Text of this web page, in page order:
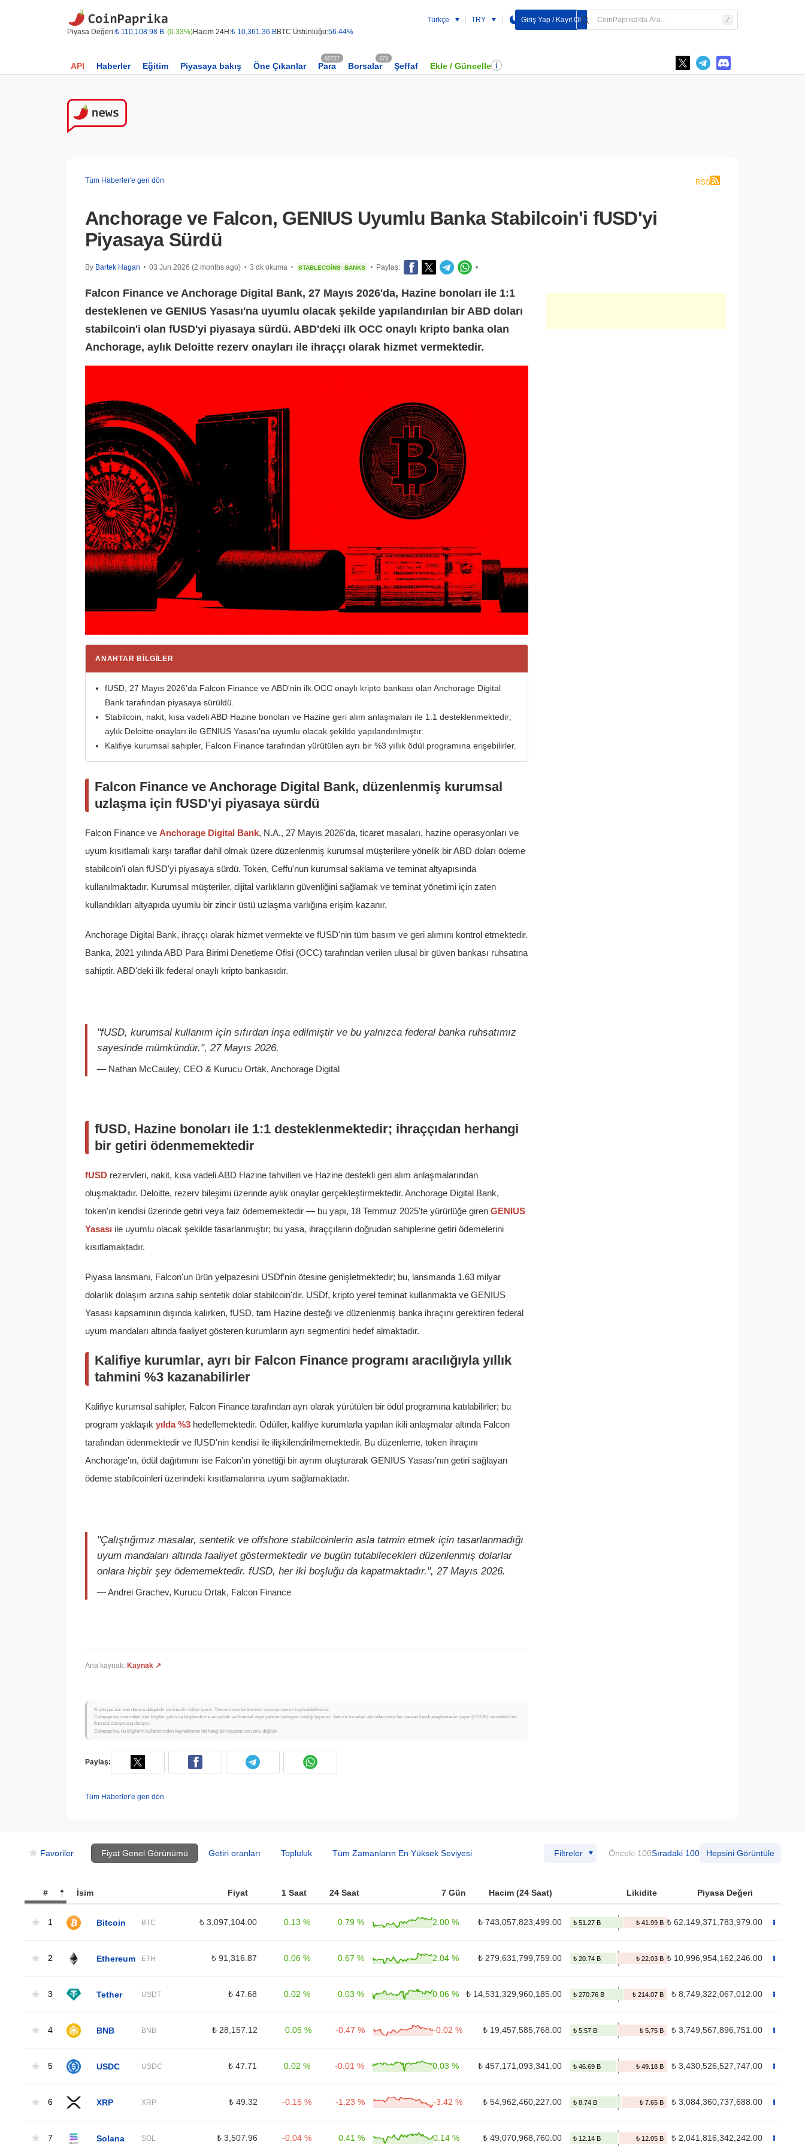
Piyasa Değeri:₺ 110,108.98 B (0.33%)Hacim 24H:₺ 10,361.36 BBTC Üstünlüğü:56.44%
Türkçe TRY Giriş Yap / Kayıt Ol
API Haberler Eğitim Piyasaya bakış Öne Çıkanlar Para
60727
Borsalar
373
Şeffaf Ekle / Güncelle
Tüm Haberler'e geri dön RSS
Anchorage ve Falcon, GENIUS Uyumlu Banka Stabilcoin'i fUSD'yi
Piyasaya Sürdü
By Bartek Hagan • 03 Jun 2026 (2 months ago) • 3 dk okuma • STABLECOINS BANKS • Paylaş: •
Falcon Finance ve Anchorage Digital Bank, 27 Mayıs 2026'da, Hazine bonoları ile 1:1
desteklenen ve GENIUS Yasası'na uyumlu olacak şekilde yapılandırılan bir ABD doları
stabilcoin'i olan fUSD'yi piyasaya sürdü. ABD'deki ilk OCC onaylı kripto banka olan
Anchorage, aylık Deloitte rezerv onayları ile ihraççı olarak hizmet vermektedir.
ANAHTAR BILGILER
fUSD, 27 Mayıs 2026'da Falcon Finance ve ABD'nin ilk OCC onaylı kripto bankası olan Anchorage Digital
Bank tarafından piyasaya sürüldü.
Stabilcoin, nakit, kısa vadeli ABD Hazine bonoları ve Hazine geri alım anlaşmaları ile 1:1 desteklenmektedir;
aylık Deloitte onayları ile GENIUS Yasası'na uyumlu olacak şekilde yapılandırılmıştır.
Kalifiye kurumsal sahipler, Falcon Finance tarafından yürütülen ayrı bir %3 yıllık ödül programına erişebilirler.
Falcon Finance ve Anchorage Digital Bank, düzenlenmiş kurumsal
uzlaşma için fUSD'yi piyasaya sürdü
Falcon Finance ve Anchorage Digital Bank, N.A., 27 Mayıs 2026'da, ticaret masaları, hazine operasyonları ve
uyum kısıtlamalı karşı taraflar dahil olmak üzere düzenlenmiş kurumsal müşterilere yönelik bir ABD doları ödeme
stabilcoin'i olan fUSD'yi piyasaya sürdü. Token, Ceffu'nun kurumsal saklama ve teminat altyapısında
kullanılmaktadır. Kurumsal müşteriler, dijital varlıkların güvenliğini sağlamak ve teminat yönetimi için zaten
kullandıkları altyapıda uyumlu bir zincir üstü uzlaşma varlığına erişim kazanır.
Anchorage Digital Bank, ihraççı olarak hizmet vermekte ve fUSD'nin tüm basım ve geri alımını kontrol etmektedir.
Banka, 2021 yılında ABD Para Birimi Denetleme Ofisi (OCC) tarafından verilen ulusal bir güven bankası ruhsatına
sahiptir. ABD'deki ilk federal onaylı kripto bankasıdır.
"fUSD, kurumsal kullanım için sıfırdan inşa edilmiştir ve bu yalnızca federal banka ruhsatımız
sayesinde mümkündür.", 27 Mayıs 2026.
— Nathan McCauley, CEO & Kurucu Ortak, Anchorage Digital
fUSD, Hazine bonoları ile 1:1 desteklenmektedir; ihraççıdan herhangi
bir getiri ödenmemektedir
fUSD rezervleri, nakit, kısa vadeli ABD Hazine tahvilleri ve Hazine destekli geri alım anlaşmalarından
oluşmaktadır. Deloitte, rezerv bileşimi üzerinde aylık onaylar gerçekleştirmektedir. Anchorage Digital Bank,
token'ın kendisi üzerinde getiri veya faiz ödememektedir — bu yapı, 18 Temmuz 2025'te yürürlüğe giren GENIUS
Yasası ile uyumlu olacak şekilde tasarlanmıştır; bu yasa, ihraççıların doğrudan sahiplerine getiri ödemelerini
kısıtlamaktadır.
Piyasa lansmanı, Falcon'un ürün yelpazesini USDf'nin ötesine genişletmektedir; bu, lansmanda 1.63 milyar
dolarlık dolaşım arzına sahip sentetik dolar stabilcoin'dir. USDf, kripto yerel teminat kullanmakta ve GENIUS
Yasası kapsamının dışında kalırken, fUSD, tam Hazine desteği ve düzenlenmiş banka ihraçını gerektiren federal
uyum mandaları altında faaliyet gösteren kurumların ayrı segmentini hedef almaktadır.
Kalifiye kurumlar, ayrı bir Falcon Finance programı aracılığıyla yıllık
tahmini %3 kazanabilirler
Kalifiye kurumsal sahipler, Falcon Finance tarafından ayrı olarak yürütülen bir ödül programına katılabilirler; bu
program yaklaşık yılda %3 hedeflemektedir. Ödüller, kalifiye kurumlarla yapılan ikili anlaşmalar altında Falcon
tarafından ödenmektedir ve fUSD'nin kendisi ile ilişkilendirilmemektedir. Bu düzenleme, token ihraçını
Anchorage'ın, ödül dağıtımını ise Falcon'ın yönettiği bir ayrım oluşturarak GENIUS Yasası'nın getiri sağlayan
ödeme stabilcoinleri üzerindeki kısıtlamalarına uyum sağlamaktadır.
"Çalıştığımız masalar, sentetik ve offshore stabilcoinlerin asla tatmin etmek için tasarlanmadığı
uyum mandaları altında faaliyet göstermektedir ve bugün tutabilecekleri düzenlenmiş dolarlar
onlara hiçbir şey ödememektedir. fUSD, her iki boşluğu da kapatmaktadır.", 27 Mayıs 2026.
— Andrei Grachev, Kurucu Ortak, Falcon Finance
Ana kaynak: Kaynak ↗
Kripto paralar son derece dalgalıdır ve önemli riskler içerir. Yatırımınızın bir kısmını veya tamamını kaybedebilirsiniz.
Coinpaprika üzerindeki tüm bilgiler yalnızca bilgilendirme amaçlıdır ve finansal veya yatırım tavsiyesi niteliği taşımaz. Yatırım kararları almadan önce her zaman kendi araştırmanızı yapın (DYOR) ve nitelikli bir
finansal danışmana danışın.
Coinpaprika, bu bilgilerin kullanımından kaynaklanan herhangi bir kayıptan sorumlu değildir.
Paylaş:
Tüm Haberler'e geri dön
Favoriler Fiyat Genel Görünümü Getiri oranları Topluluk Tüm Zamanların En Yüksek Seviyesi Filtreler Önceki 100Sıradaki 100 Hepsini Görüntüle
# İsim Fiyat 1 Saat 24 Saat 7 Gün Hacim (24 Saat) Likidite Piyasa Değeri
1 Bitcoin BTC ₺ 3,097,104.00 0.13 % 0.79 % 2.00 % ₺ 743,057,823,499.00 ₺ 62,149,371,783,979.00
2 Ethereum ETH ₺ 91,316.87 0.06 % 0.67 % 2.04 % ₺ 279,631,799,759.00 ₺ 10,996,954,162,246.00
3 Tether USDT ₺ 47.68 0.02 % 0.03 % 0.06 % ₺ 14,531,329,960,185.00 ₺ 8,749,322,067,012.00
4 BNB BNB ₺ 28,157.12 0.05 % -0.47 % -0.02 % ₺ 19,457,585,768.00 ₺ 3,749,567,896,751.00
5 USDC USDC ₺ 47.71 0.02 % -0.01 % 0.03 % ₺ 457,171,093,341.00 ₺ 3,430,526,527,747.00
6 XRP XRP ₺ 49.32 -0.15 % -1.23 % -3.42 % ₺ 54,962,460,227.00 ₺ 3,084,360,737,688.00
7 Solana SOL ₺ 3,507.96 -0.04 % 0.41 % 0.14 % ₺ 49,070,968,760.00 ₺ 2,041,816,342,242.00